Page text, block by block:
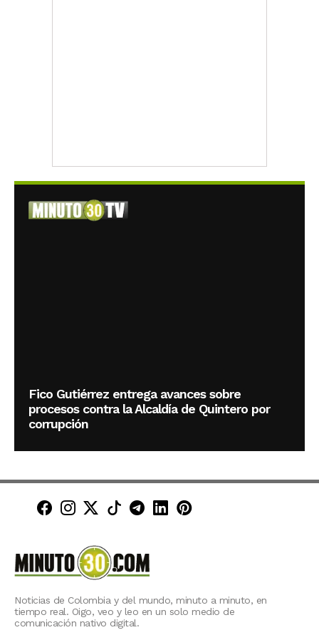
Fico Gutiérrez entrega avances sobre
procesos contra la Alcaldía de Quintero por
corrupción
Minuto30 en Facebook
Minuto30 en Instagram
Minuto30 en X (Twitter)
Minuto30 en TikTok
Canal de Minuto30 en
Minuto30 en LinkedIn
Minuto30 en
Noticias de Colombia y del mundo, minuto a minuto, en
tiempo real. Oigo, veo y leo en un solo medio de
comunicación nativo digital.